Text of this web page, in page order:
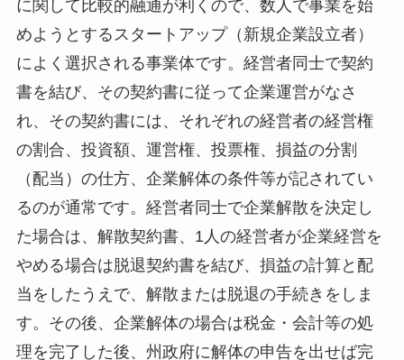
に関して比較的融通が利くので、数人で事業を始
めようとするスタートアップ（新規企業設立者）
によく選択される事業体です。経営者同士で契約
書を結び、その契約書に従って企業運営がなさ
れ、その契約書には、それぞれの経営者の経営権
の割合、投資額、運営権、投票権、損益の分割
（配当）の仕方、企業解体の条件等が記されてい
るのが通常です。経営者同士で企業解散を決定し
た場合は、解散契約書、1人の経営者が企業経営を
やめる場合は脱退契約書を結び、損益の計算と配
当をしたうえで、解散または脱退の手続きをしま
す。その後、企業解体の場合は税金・会計等の処
理を完了した後、州政府に解体の申告を出せば完